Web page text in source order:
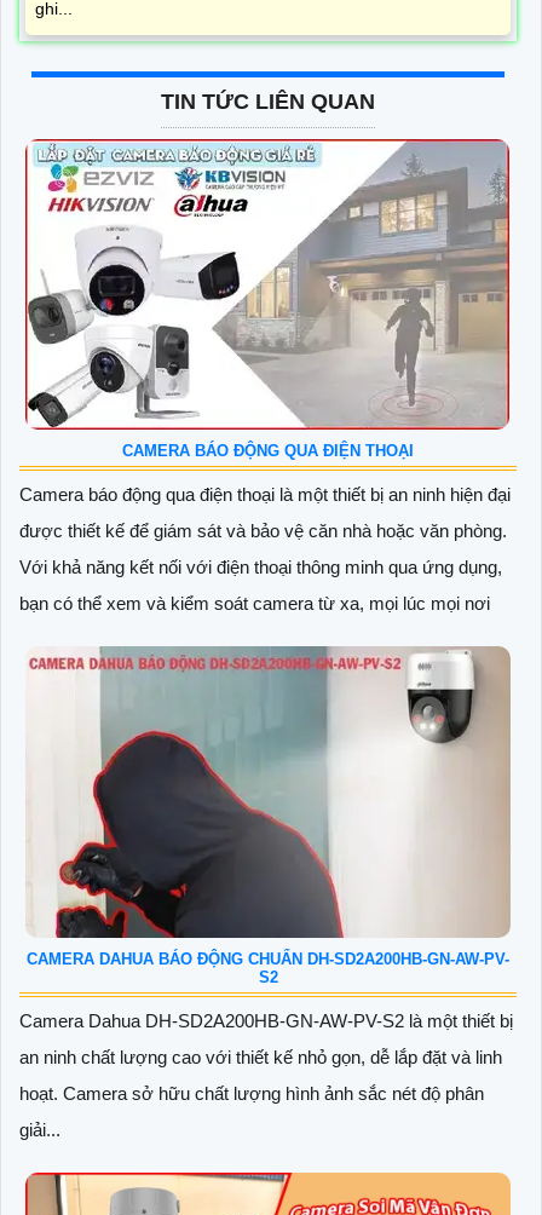
ghi...
TIN TỨC LIÊN QUAN
CAMERA BÁO ĐỘNG QUA ĐIỆN THOẠI
Camera báo động qua điện thoại là một thiết bị an ninh hiện đại
được thiết kế để giám sát và bảo vệ căn nhà hoặc văn phòng.
Với khả năng kết nối với điện thoại thông minh qua ứng dụng,
bạn có thể xem và kiểm soát camera từ xa, mọi lúc mọi nơi
CAMERA DAHUA BÁO ĐỘNG CHUẨN DH-SD2A200HB-GN-AW-PV-
S2
Camera Dahua DH-SD2A200HB-GN-AW-PV-S2 là một thiết bị
an ninh chất lượng cao với thiết kế nhỏ gọn, dễ lắp đặt và linh
hoạt. Camera sở hữu chất lượng hình ảnh sắc nét độ phân
giải...